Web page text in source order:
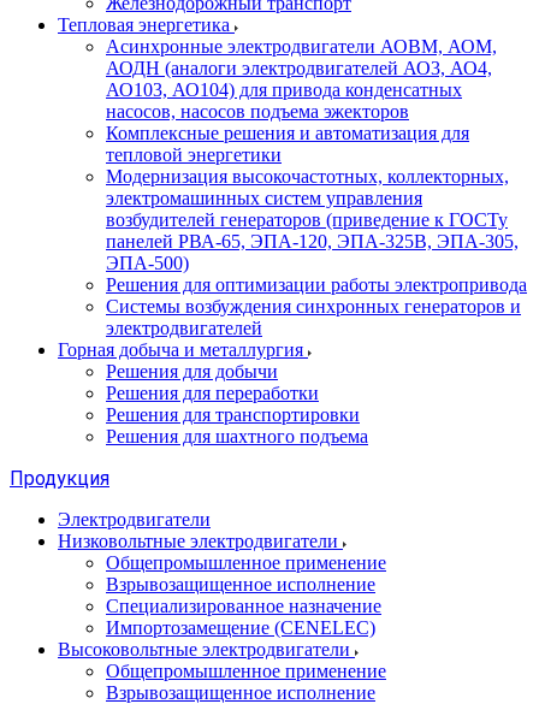
Тепловая энергетика
Асинхронные электродвигатели АОВМ, АОМ,
АОДН (аналоги электродвигателей АО3, АО4,
АО103, АО104) для привода конденсатных
насосов, насосов подъема эжекторов
Комплексные решения и автоматизация для
тепловой энергетики
Модернизация высокочастотных, коллекторных,
электромашинных систем управления
возбудителей генераторов (приведение к ГОСТу
панелей РВА-65, ЭПА-120, ЭПА-325В, ЭПА-305,
ЭПА-500)
Решения для оптимизации работы электропривода
Системы возбуждения синхронных генераторов и
электродвигателей
Горная добыча и металлургия
Решения для добычи
Решения для переработки
Решения для транспортировки
Решения для шахтного подъема
Продукция
Электродвигатели
Низковольтные электродвигатели
Общепромышленное применение
Взрывозащищенное исполнение
Специализированное назначение
Импортозамещение (CENELEC)
Высоковольтные электродвигатели
Общепромышленное применение
Взрывозащищенное исполнение